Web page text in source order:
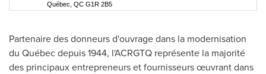
Québec, QC G1R 2B5
Partenaire des donneurs d'ouvrage dans la modernisation
du Québec depuis 1944, l'ACRGTQ représente la majorité
des principaux entrepreneurs et fournisseurs œuvrant dans